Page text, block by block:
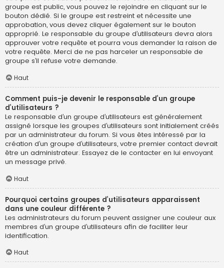
groupe est public, vous pouvez le rejoindre en cliquant sur le
bouton dédié. Si le groupe est restreint et nécessite une
approbation, vous devez cliquer également sur le bouton
approprié. Le responsable du groupe d’utilisateurs devra alors
approuver votre requête et pourra vous demander la raison de
votre requête. Merci de ne pas harceler un responsable de
groupe s’il refuse votre demande.
Haut
Comment puis-je devenir le responsable d’un groupe
d’utilisateurs ?
Le responsable d’un groupe d’utilisateurs est généralement
assigné lorsque les groupes d’utilisateurs sont initialement créés
par un administrateur du forum. Si vous êtes intéressé par la
création d’un groupe d’utilisateurs, votre premier contact devrait
être un administrateur. Essayez de le contacter en lui envoyant
un message privé.
Haut
Pourquoi certains groupes d’utilisateurs apparaissent
dans une couleur différente ?
Les administrateurs du forum peuvent assigner une couleur aux
membres d’un groupe d’utilisateurs afin de faciliter leur
identification.
Haut